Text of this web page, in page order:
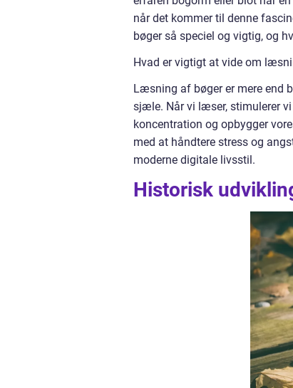
når det kommer til denne
bøger så speciel og vigtig, og
Hvad er vigtigt at vide om
Læsning af bøger er mere end
sjæle. Når vi læser, stimulerer
koncentration og opbygger
med at håndtere stress og
moderne digitale livsstil.
Historisk